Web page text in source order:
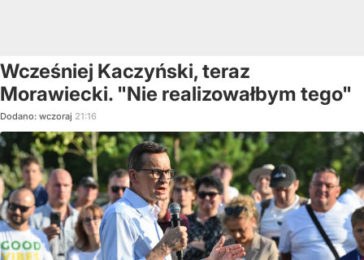
Wcześniej Kaczyński, teraz
Morawiecki. "Nie realizowałbym tego"
Dodano: wczoraj 21:16